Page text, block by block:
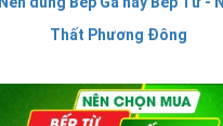
Thất Phương Đông